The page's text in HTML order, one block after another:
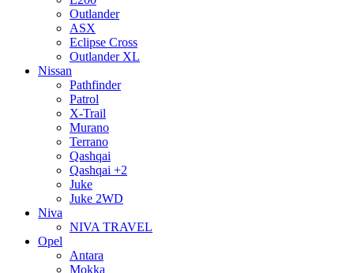
Outlander
ASX
Eclipse Cross
Outlander XL
Nissan
Pathfinder
Patrol
X-Trail
Murano
Terrano
Qashqai
Qashqai +2
Juke
Juke 2WD
Niva
NIVA TRAVEL
Opel
Antara
Mokka